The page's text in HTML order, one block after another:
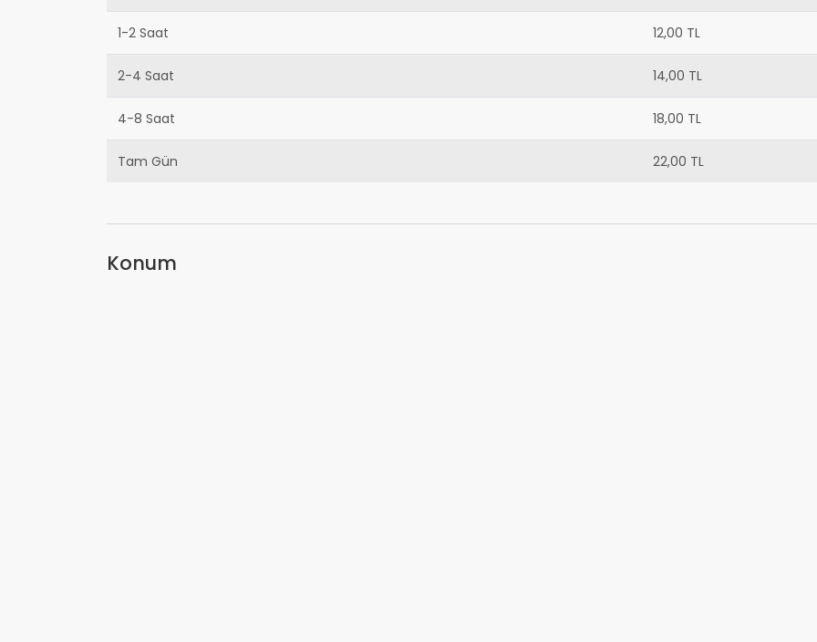
1-2 Saat 12,00 TL
2-4 Saat 14,00 TL
4-8 Saat 18,00 TL
Tam Gün 22,00 TL
Konum